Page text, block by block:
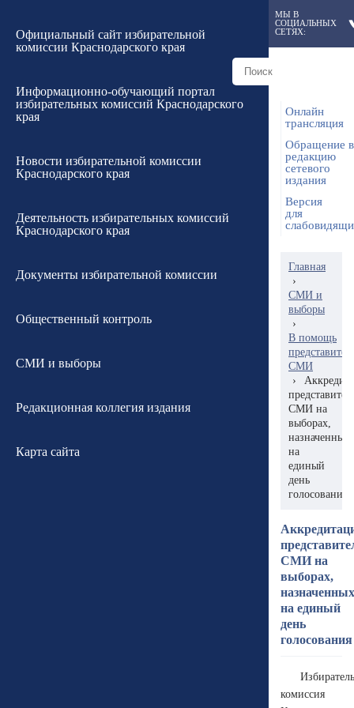
Официальный сайт избирательной
комиссии Краснодарского края
Информационно-обучающий портал
избирательных комиссий Краснодарского
края
Новости избирательной комиссии
Краснодарского края
Деятельность избирательных комиссий
Краснодарского края
Документы избирательной комиссии
Общественный контроль
СМИ и выборы
Редакционная коллегия издания
Карта сайта
МЫ В
СОЦИАЛЬНЫХ
СЕТЯХ:
Онлайн
трансляция
Обращение в
редакцию
сетевого
издания
Версия
для
Главная
›
СМИ и
выборы
›
В помощь
СМИ
›
СМИ на
выборах,
назначенных
на
единый
день
голосования
СМИ на
выборах,
назначенных
на единый
день
голосования
комиссия